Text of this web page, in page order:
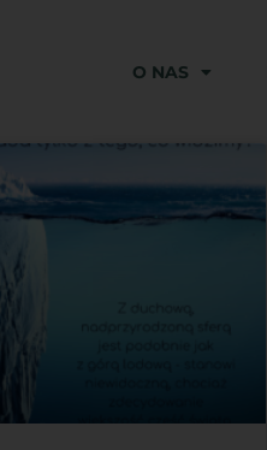
O NAS